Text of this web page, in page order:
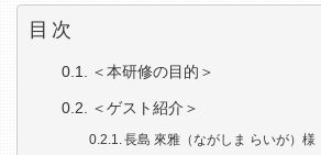
目次
＜本研修の目的＞
＜ゲスト紹介＞
長島 來雅（ながしま らいが）様